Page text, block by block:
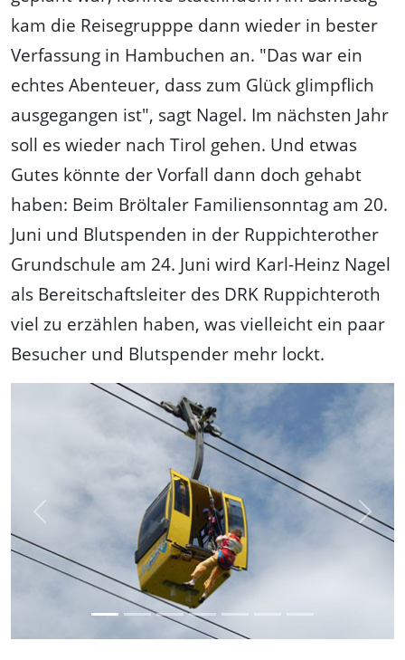
kam die Reisegrupppe dann wieder in bester
Verfassung in Hambuchen an. "Das war ein
echtes Abenteuer, dass zum Glück glimpflich
ausgegangen ist", sagt Nagel. Im nächsten Jahr
soll es wieder nach Tirol gehen. Und etwas
Gutes könnte der Vorfall dann doch gehabt
haben: Beim Bröltaler Familiensonntag am 20.
Juni und Blutspenden in der Ruppichterother
Grundschule am 24. Juni wird Karl-Heinz Nagel
als Bereitschaftsleiter des DRK Ruppichteroth
viel zu erzählen haben, was vielleicht ein paar
Besucher und Blutspender mehr lockt.
Previous Next